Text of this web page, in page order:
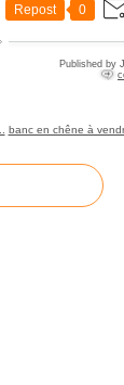
Repost 0
Published by
banc en chêne à